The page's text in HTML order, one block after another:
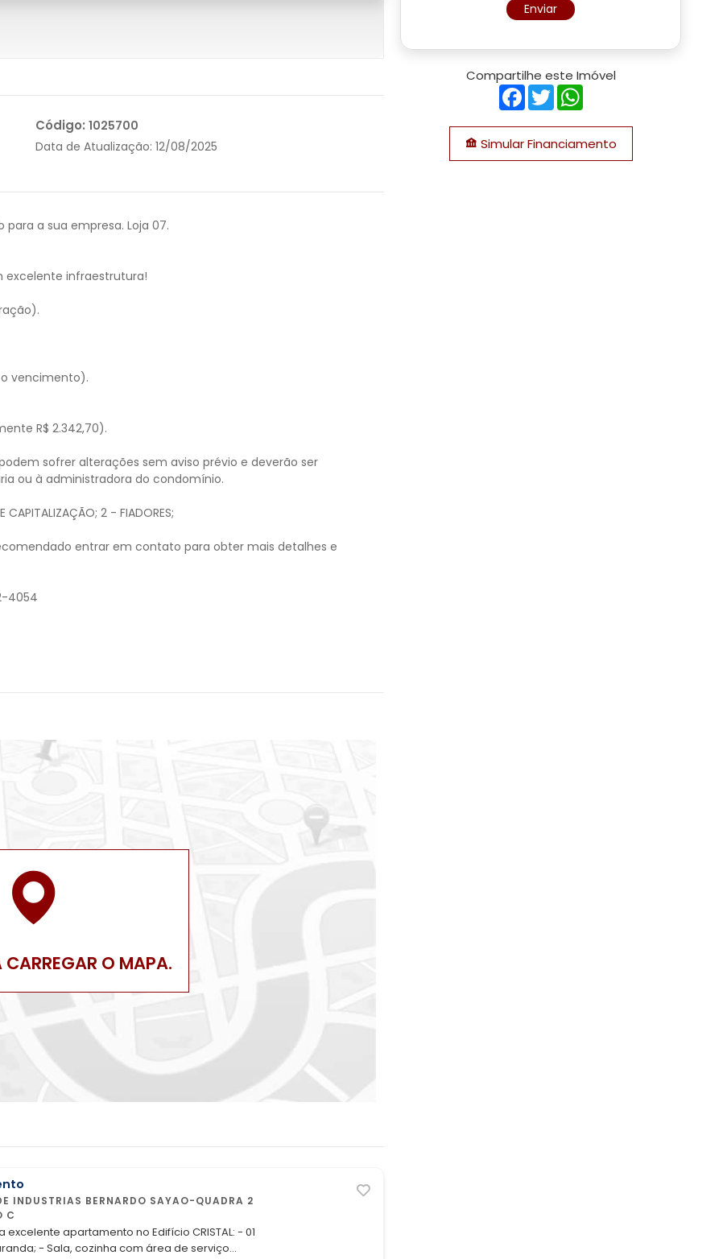
Código:1025700
Data de Atualização:12/08/2025
a sua empresa. Loja 07.
excelente infraestrutura!
o vencimento).
R$ 2.342,70).
sofrer alterações sem aviso prévio e deverão ser
ou à administradora do condomínio.
2 - FIADORES;
entrar em contato para obter mais detalhes e
4054
CARREGAR O MAPA.
C
apartamento no Edifício CRISTAL: - 01
- Sala, cozinha com área de serviço
Enviar
Compartilhe este Imóvel
Facebook
TwitterWhatsApp
Simular Financiamento